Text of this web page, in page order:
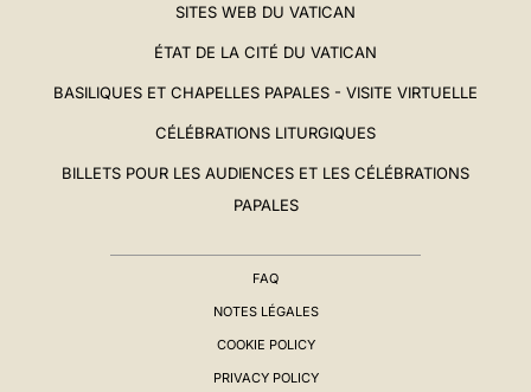
SITES WEB DU VATICAN
ÉTAT DE LA CITÉ DU VATICAN
BASILIQUES ET CHAPELLES PAPALES - VISITE VIRTUELLE
CÉLÉBRATIONS LITURGIQUES
BILLETS POUR LES AUDIENCES ET LES CÉLÉBRATIONS
PAPALES
FAQ
NOTES LÉGALES
COOKIE POLICY
PRIVACY POLICY